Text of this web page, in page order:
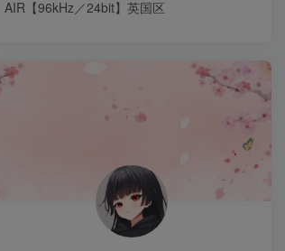
AIR【96kHz／24bit】英国区